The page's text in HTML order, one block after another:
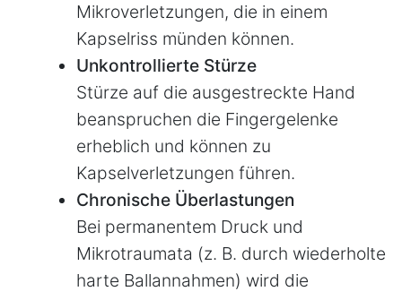
Mikroverletzungen, die in einem
Kapselriss münden können.
Unkontrollierte Stürze
Stürze auf die ausgestreckte Hand
beanspruchen die Fingergelenke
erheblich und können zu
Kapselverletzungen führen.
Chronische Überlastungen
Bei permanentem Druck und
Mikrotraumata (z. B. durch wiederholte
harte Ballannahmen) wird die